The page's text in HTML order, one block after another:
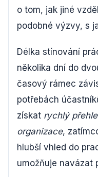
o tom, jak jiné
podobné výzvy, s
Délka stínování
několika dní do
časový rámec
potřebách
získat rychlý
organizace,
hlubší vhled do
umožňuje navázat